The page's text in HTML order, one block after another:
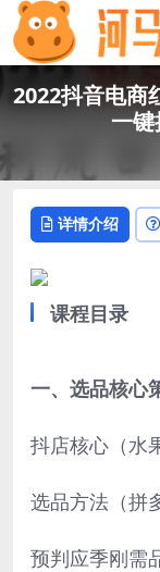
2022抖音电商
一
详情介绍
课程目录
一、选品核心
抖店核心（水
选品方法（拼
预判应季刚需